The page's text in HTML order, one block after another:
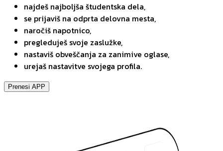
najdeš najboljša študentska dela,
se prijaviš na odprta delovna mesta,
naročiš napotnico,
pregleduješ svoje zaslužke,
nastaviš obveščanja za zanimive oglase,
urejaš nastavitve svojega profila.
Prenesi APP